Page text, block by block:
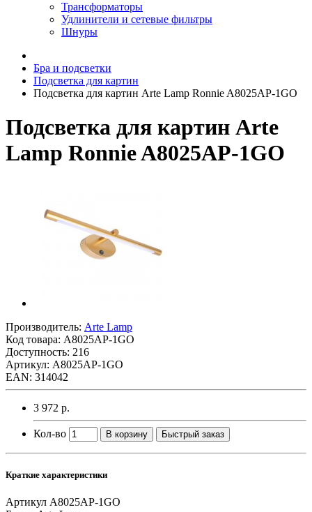
Трансформаторы
Удлинители и сетевые фильтры
Шнуры
Бра и подсветки
Подсветка для картин
Подсветка для картин Arte Lamp Ronnie A8025AP-1GO
Подсветка для картин Arte
Lamp Ronnie A8025AP-1GO
Производитель: Arte Lamp
Код товара: A8025AP-1GO
Доступность: 216
Артикул: A8025AP-1GO
EAN: 314042
3 972 р.
Кол-во В корзину Быстрый заказ
Краткие характеристики
Артикул A8025AP-1GO